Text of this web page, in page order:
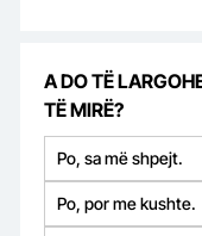
A DO TË
TË MIRË?
Po, sa më shpejt.
Po, por me kushte.